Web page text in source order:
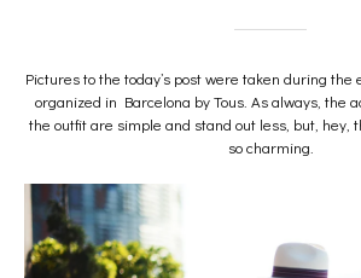
Pictures to the today’s post were taken during the
organized in Barcelona by Tous. As always, the
the outfit are simple and stand out less, but, hey,
so charming.